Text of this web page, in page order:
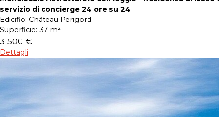
servizio di concierge 24 ore su 24
Edicifio: Château Perigord
Superficie: 37 m²
3 500 €
Dettagli